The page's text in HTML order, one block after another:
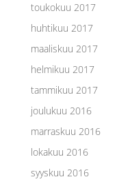
toukokuu 2017
huhtikuu 2017
maaliskuu 2017
helmikuu 2017
tammikuu 2017
joulukuu 2016
marraskuu 2016
lokakuu 2016
syyskuu 2016